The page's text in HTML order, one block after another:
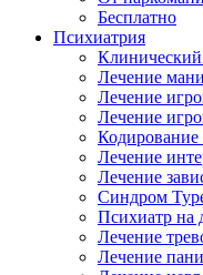
Бесплатно
Психиатрия
Клинический
Лечение
Лечение
Лечение
Лечение
Лечение
Синдром
Психиатр на
Лечение
Лечение